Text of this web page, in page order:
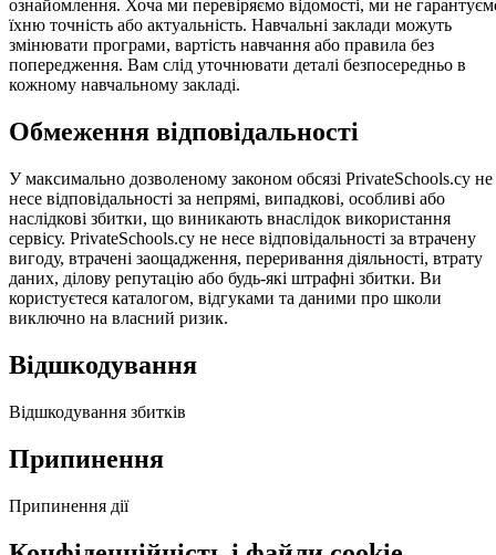
ознайомлення. Хоча ми перевіряємо відомості, ми не
їхню точність або актуальність. Навчальні заклади можуть
змінювати програми, вартість навчання або правила без
попередження. Вам слід уточнювати деталі безпосередньо в
кожному навчальному закладі.
Обмеження відповідальності
У максимально дозволеному законом обсязі PrivateSchools.cy не
несе відповідальності за непрямі, випадкові, особливі або
наслідкові збитки, що виникають внаслідок використання
сервісу. PrivateSchools.cy не несе відповідальності за втрачену
вигоду, втрачені заощадження, переривання діяльності, втрату
даних, ділову репутацію або будь-які штрафні збитки. Ви
користуєтеся каталогом, відгуками та даними про школи
виключно на власний ризик.
Відшкодування
Відшкодування збитків
Припинення
Припинення дії